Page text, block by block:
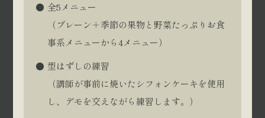
全5メニュー
（プレーン＋季節の果物と野菜たっぷりお食
事系メニューから4メニュー）
型はずしの練習
（講師が事前に焼いたシフォンケーキを使用
し、デモを交えながら練習します。）